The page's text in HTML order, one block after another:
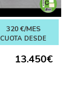
320 €/MES
CUOTA DESDE
13.450€